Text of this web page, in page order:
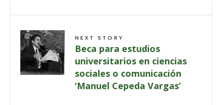
NEXT STORY
Beca para estudios
universitarios en ciencias
sociales o comunicación
‘Manuel Cepeda Vargas’